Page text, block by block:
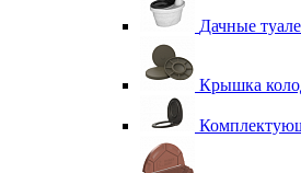
Дачные
Крышка